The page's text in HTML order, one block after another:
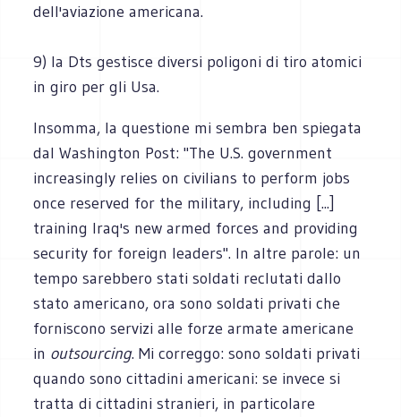
dell'aviazione americana.
9) la Dts gestisce diversi poligoni di tiro atomici
in giro per gli Usa.
Insomma, la questione mi sembra ben spiegata
dal Washington Post: "The U.S. government
increasingly relies on civilians to perform jobs
once reserved for the military, including [...]
training Iraq's new armed forces and providing
security for foreign leaders". In altre parole: un
tempo sarebbero stati soldati reclutati dallo
stato americano, ora sono soldati privati che
forniscono servizi alle forze armate americane
in outsourcing. Mi correggo: sono soldati privati
quando sono cittadini americani: se invece si
tratta di cittadini stranieri, in particolare